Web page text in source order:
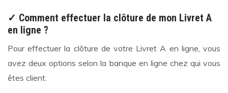
✓ Comment effectuer la clôture de mon Livret A
en ligne ?
Pour effectuer la clôture de votre Livret A en ligne, vous
avez deux options selon la banque en ligne chez qui vous
êtes client.